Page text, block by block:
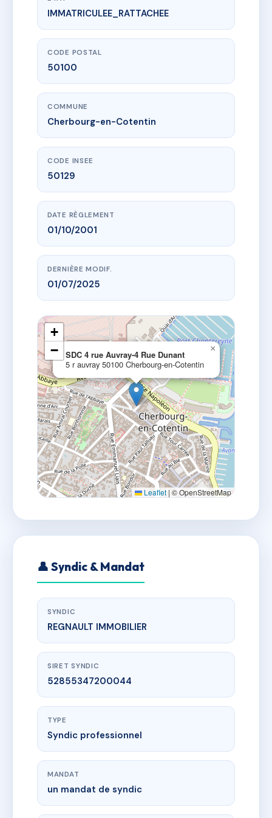
www.vme.plus/AC5075338
SDC 4 rue Auvray-4 Rue Dunant
5 r auvray50100 Cherbourg-en-Cotentin
IMMATRICULEE_RATTACHEE
CODE POSTAL
50100
COMMUNE
Cherbourg-en-Cotentin
CODE INSEE
50129
DATE RÈGLEMENT
01/10/2001
DERNIÈRE MODIF.
01/07/2025
SDC 4 rue Auvray-4 Rue Dunant
5 r auvray 50100 Cherbourg-en-Cotentin
×
+
−
Leaflet | © OpenStreetMap
👤 Syndic & Mandat
SYNDIC
REGNAULT IMMOBILIER
SIRET SYNDIC
52855347200044
TYPE
Syndic professionnel
MANDAT
un mandat de syndic